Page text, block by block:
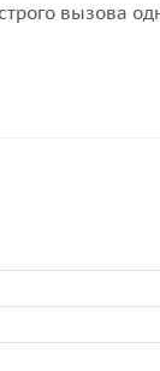
вызова